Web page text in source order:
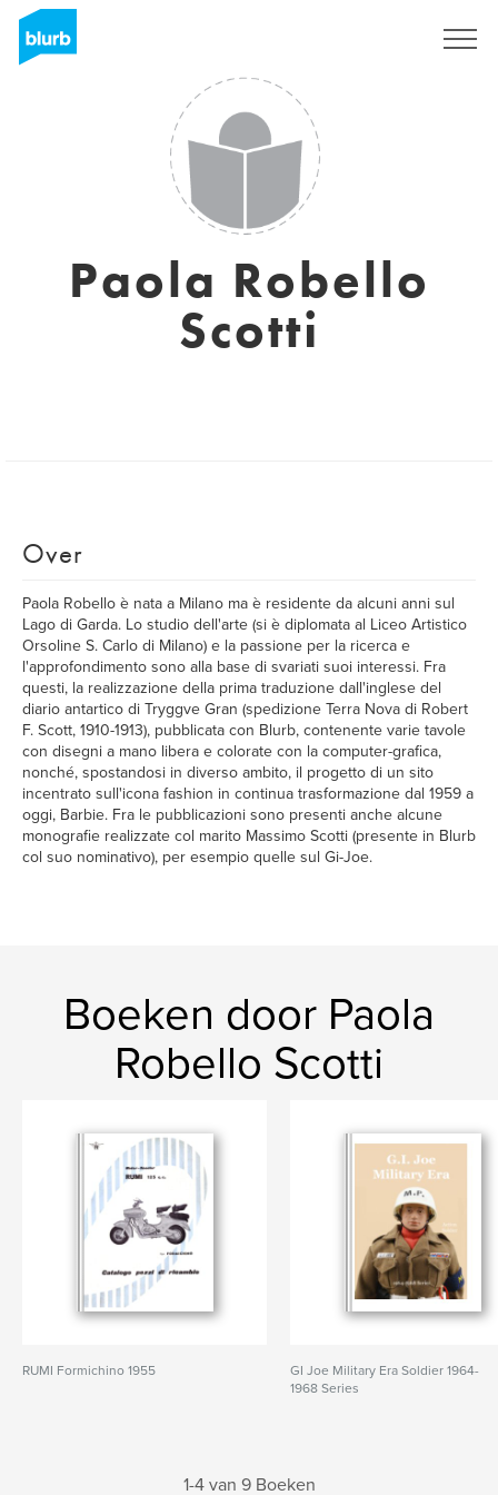
Paola Robello
Scotti
Over
Paola Robello è nata a Milano ma è residente da alcuni anni sul
Lago di Garda. Lo studio dell'arte (si è diplomata al Liceo Artistico
Orsoline S. Carlo di Milano) e la passione per la ricerca e
l'approfondimento sono alla base di svariati suoi interessi. Fra
questi, la realizzazione della prima traduzione dall'inglese del
diario antartico di Tryggve Gran (spedizione Terra Nova di Robert
F. Scott, 1910-1913), pubblicata con Blurb, contenente varie tavole
con disegni a mano libera e colorate con la computer-grafica,
nonché, spostandosi in diverso ambito, il progetto di un sito
incentrato sull'icona fashion in continua trasformazione dal 1959 a
oggi, Barbie. Fra le pubblicazioni sono presenti anche alcune
monografie realizzate col marito Massimo Scotti (presente in Blurb
col suo nominativo), per esempio quelle sul Gi-Joe.
Boeken door Paola
Robello Scotti
RUMI Formichino 1955
GI Joe Military Era Soldier 1964-
1968 Series
1-4 van 9 Boeken